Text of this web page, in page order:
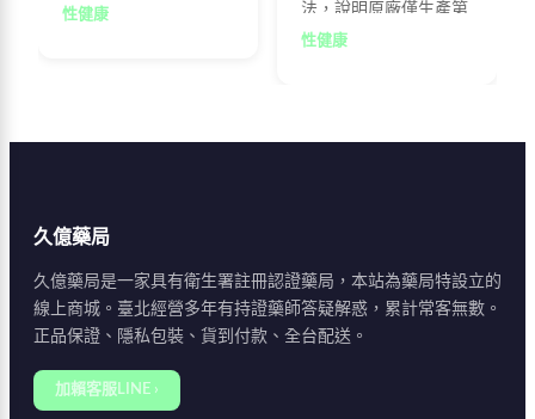
網站訂購以確保正品，
性健康
法，說明原廠僅生產第
二代金標正品，並提供
確保購買安全有效的正
性健康
久億藥局
久億藥局是一家具有衛生署註冊認證藥局，本站為藥局特設立的
線上商城。臺北經營多年有持證藥師答疑解惑，累計常客無數。
正品保證、隱私包裝、貨到付款、全台配送。
加賴客服LINE ›